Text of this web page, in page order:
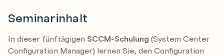
Seminarinhalt
In dieser fünftägigen SCCM-Schulung (System Center
Configuration Manager) lernen Sie, den Configuration